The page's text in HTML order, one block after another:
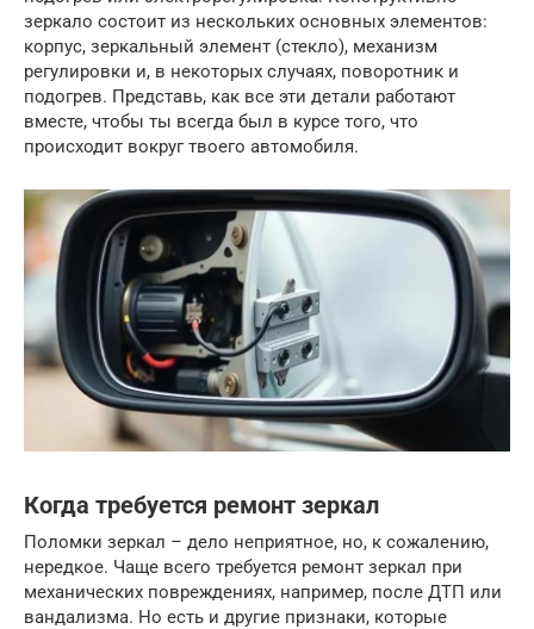
зеркало состоит из нескольких основных элементов:
корпус, зеркальный элемент (стекло), механизм
регулировки и, в некоторых случаях, поворотник и
подогрев. Представь, как все эти детали работают
вместе, чтобы ты всегда был в курсе того, что
происходит вокруг твоего автомобиля.
Когда требуется ремонт зеркал
Поломки зеркал – дело неприятное, но, к сожалению,
нередкое. Чаще всего требуется ремонт зеркал при
механических повреждениях, например, после ДТП или
вандализма. Но есть и другие признаки, которые